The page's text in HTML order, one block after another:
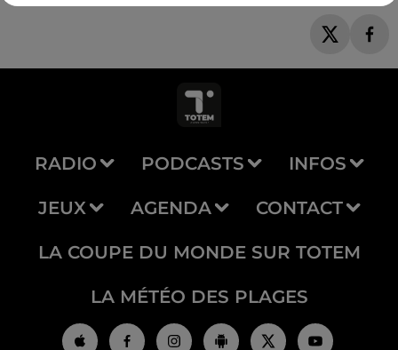
RADIO PODCASTS INFOS
JEUX AGENDA CONTACT
LA COUPE DU MONDE SUR TOTEM
LA MÉTÉO DES PLAGES